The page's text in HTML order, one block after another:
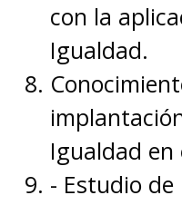
con la
Igualdad.
Igualdad
- Estudio